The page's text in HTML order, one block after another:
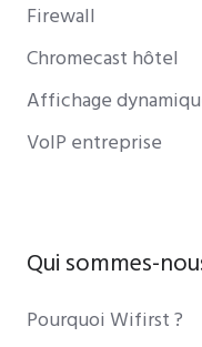
Firewall
Chromecast hôtel
Affichage
VoIP entreprise
Qui sommes-
Pourquoi Wifirst ?